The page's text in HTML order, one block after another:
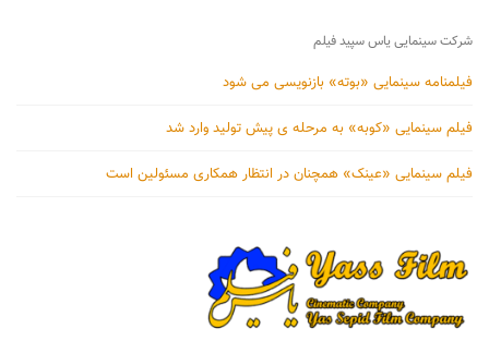
شرکت سینمایی یاس سپید فیلم
فیلمنامه سینمایی «بوته» بازنویسی می شود
فیلم سینمایی «کوبه» به مرحله ی پیش تولید وارد شد
فیلم سینمایی «عینک» همچنان در انتظار همکاری مسئولین است